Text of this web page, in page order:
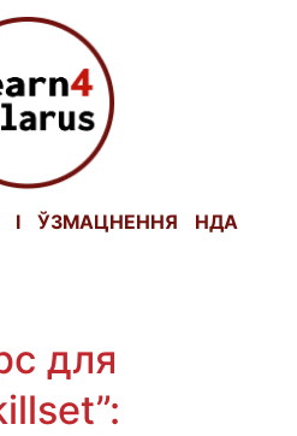
І ЎЗМАЦНЕННЯ НДА
для